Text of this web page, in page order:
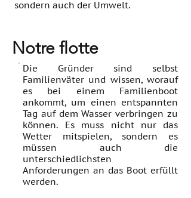
sondern auch der Umwelt.
Notre flotte
Die Gründer sind selbst
Familienväter und wissen, worauf
es bei einem Familienboot
ankommt, um einen entspannten
Tag auf dem Wasser verbringen zu
können. Es muss nicht nur das
Wetter mitspielen, sondern es
müssen auch die
unterschiedlichsten
Anforderungen an das Boot erfüllt
werden.